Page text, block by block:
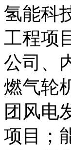
氢能科
工程项
公司、
燃气轮
团风电
项目；